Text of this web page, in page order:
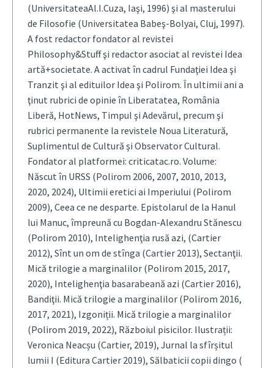
(UniversitateaAl.I.Cuza, Iaşi, 1996) şi al masterului
de Filosofie (Universitatea Babeş-Bolyai, Cluj, 1997).
A fost redactor fondator al revistei
Philosophy&Stuff şi redactor asociat al revistei Idea
artă+societate. A activat în cadrul Fundaţiei Idea şi
Tranzit şi al edituilor Idea şi Polirom. În ultimii ani a
ţinut rubrici de opinie în Liberatatea, România
Liberă, HotNews, Timpul şi Adevărul, precum şi
rubrici permanente la revistele Noua Literatură,
Suplimentul de Cultură şi Observator Cultural.
Fondator al platformei: criticatac.ro. Volume:
Născut în URSS (Polirom 2006, 2007, 2010, 2013,
2020, 2024), Ultimii eretici ai Imperiului (Polirom
2009), Ceea ce ne desparte. Epistolarul de la Hanul
lui Manuc, împreună cu Bogdan-Alexandru Stănescu
(Polirom 2010), Intelighenţia rusă azi, (Cartier
2012), Sînt un om de stînga (Cartier 2013), Sectanţii.
Mică trilogie a marginalilor (Polirom 2015, 2017,
2020), Intelighenţia basarabeană azi (Cartier 2016),
Bandiţii. Mică trilogie a marginalilor (Polirom 2016,
2017, 2021), Izgoniții. Mică trilogie a marginalilor
(Polirom 2019, 2022), Războiul pisicilor. Ilustrații:
Veronica Neacșu (Cartier, 2019), Jurnal la sfîrșitul
lumii I (Editura Cartier 2019), Sălbaticii copii dingo (